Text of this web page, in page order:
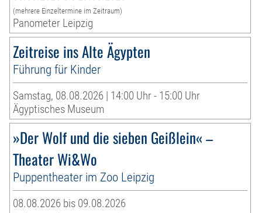
(mehrere Einzeltermine im Zeitraum)
Panometer Leipzig
Zeitreise ins Alte Ägypten
Führung für Kinder
Samstag, 08.08.2026 | 14:00 Uhr - 15:00 Uhr
Ägyptisches Museum
»Der Wolf und die sieben Geißlein« –
Theater Wi&Wo
Puppentheater im Zoo Leipzig
08.08.2026 bis 09.08.2026